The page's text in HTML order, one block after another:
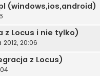
(windows,ios,android)
z Locus i nie tylko)
2012, 20:06
z Locus)